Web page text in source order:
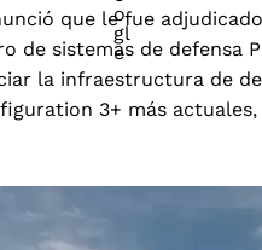
que le fue
de sistemas de defensa
la infraestructura de
3+ más